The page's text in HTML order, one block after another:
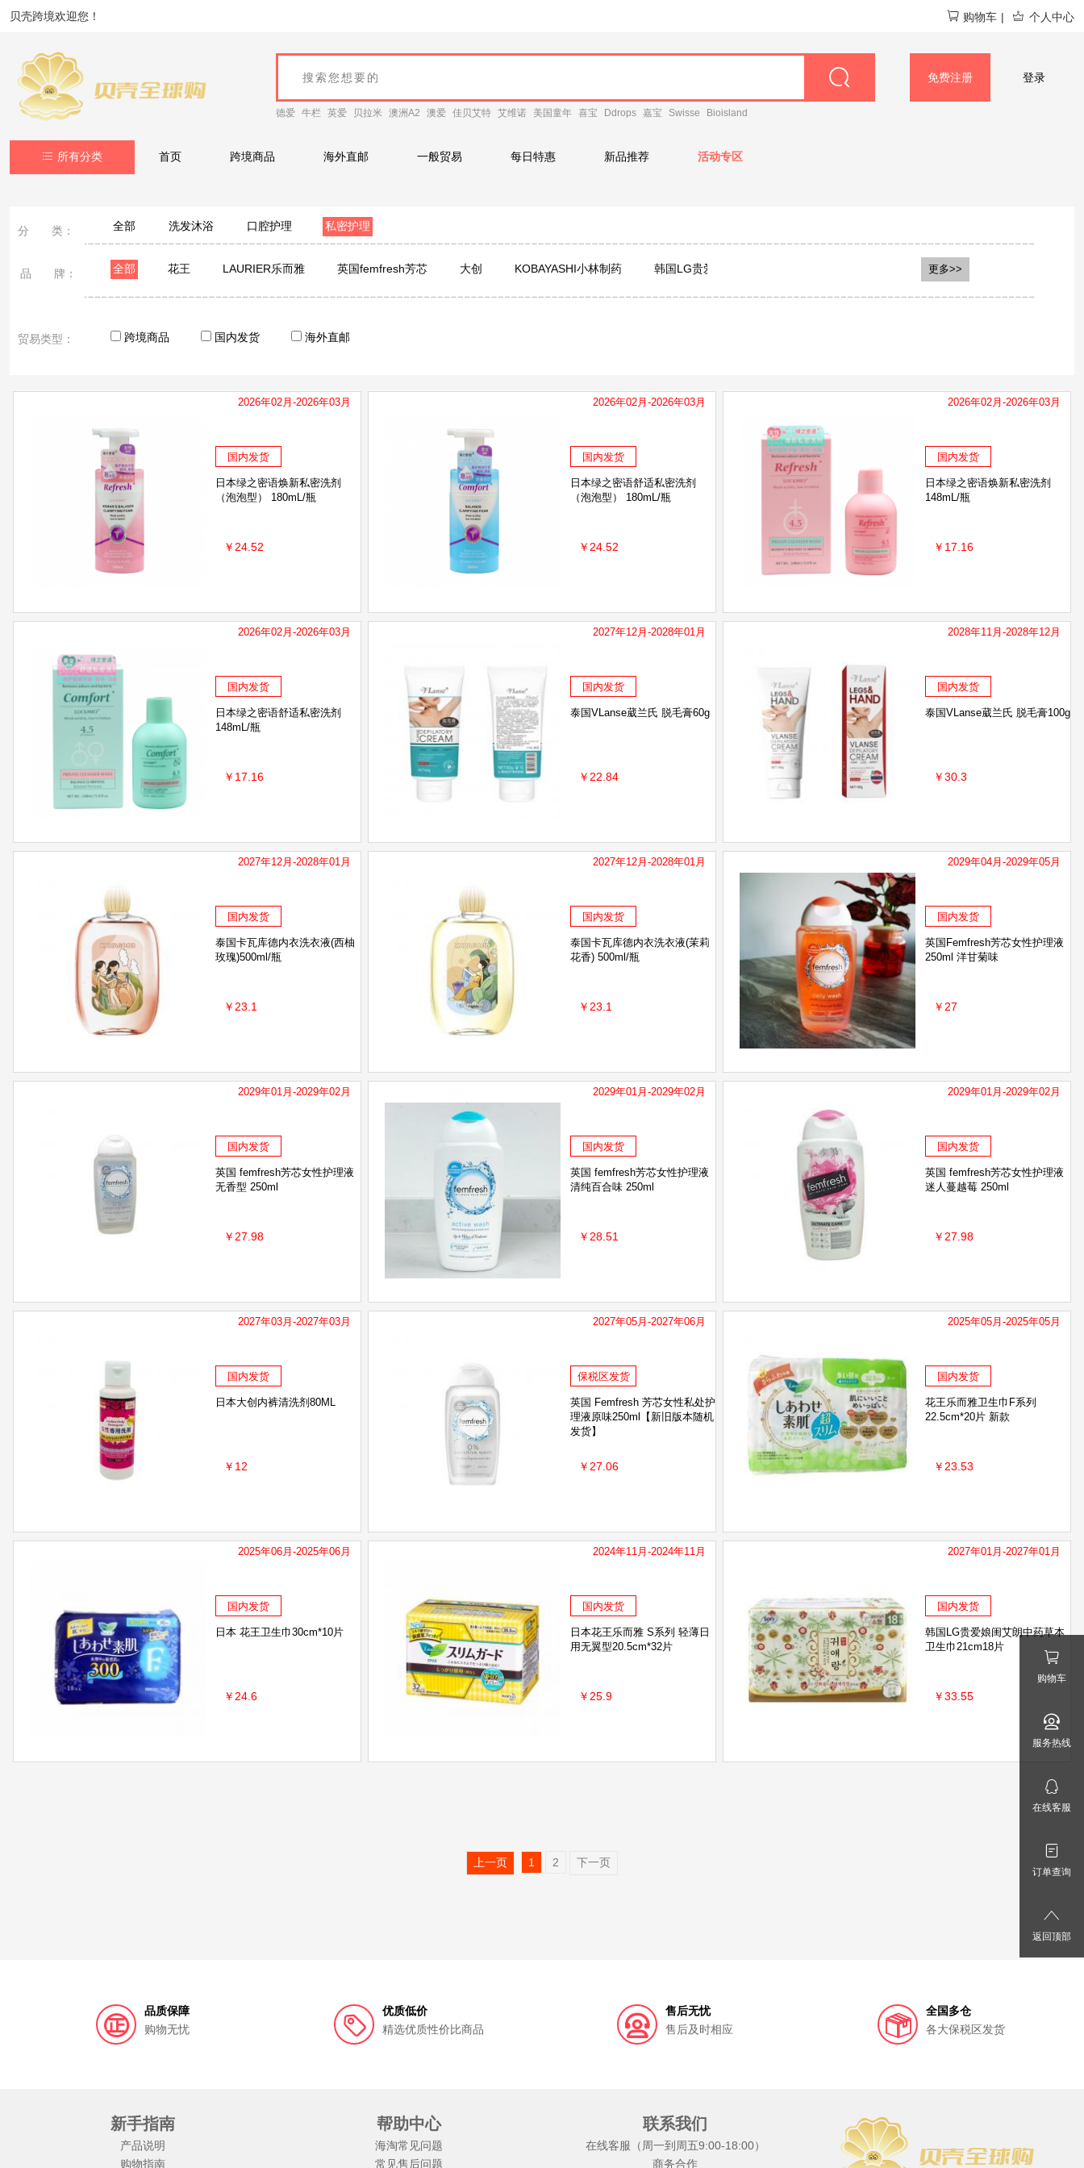
贝壳跨境欢迎您！ 购物车 | 个人中心
德爱 牛栏 英爱 贝拉米 澳洲A2 澳爱 佳贝艾特 艾维诺 美国童年 喜宝 Ddrops 嘉宝 Swisse Bioisland
免费注册 登录
所有分类 首页 跨境商品 海外直邮 一般贸易 每日特惠 新品推荐 活动专区
分 类： 全部 洗发沐浴 口腔护理 私密护理
品 牌： 全部 花王 LAURIER乐而雅 英国femfresh芳芯 大创 KOBAYASHI小林制药 韩国LG贵爱娘
KAVAGOOD卡瓦库德 LOCKMIO绿之密语
更多>>
贸易类型： 跨境商品 国内发货 海外直邮
2026年02月-2026年03月
国内发货
日本绿之密语焕新私密洗剂
（泡泡型） 180mL/瓶
￥24.52
2026年02月-2026年03月
国内发货
日本绿之密语舒适私密洗剂
（泡泡型） 180mL/瓶
￥24.52
2026年02月-2026年03月
国内发货
日本绿之密语焕新私密洗剂
148mL/瓶
￥17.16
2026年02月-2026年03月
国内发货
日本绿之密语舒适私密洗剂
148mL/瓶
￥17.16
2027年12月-2028年01月
国内发货
泰国VLanse葳兰氏 脱毛膏60g
￥22.84
2028年11月-2028年12月
国内发货
泰国VLanse葳兰氏 脱毛膏100g
￥30.3
2027年12月-2028年01月
国内发货
泰国卡瓦库德内衣洗衣液(西柚
玫瑰)500ml/瓶
￥23.1
2027年12月-2028年01月
国内发货
泰国卡瓦库德内衣洗衣液(茉莉
花香) 500ml/瓶
￥23.1
2029年04月-2029年05月
国内发货
英国Femfresh芳芯女性护理液
250ml 洋甘菊味
￥27
2029年01月-2029年02月
国内发货
英国 femfresh芳芯女性护理液
无香型 250ml
￥27.98
2029年01月-2029年02月
国内发货
英国 femfresh芳芯女性护理液
清纯百合味 250ml
￥28.51
2029年01月-2029年02月
国内发货
英国 femfresh芳芯女性护理液
迷人蔓越莓 250ml
￥27.98
2027年03月-2027年03月
国内发货
日本大创内裤清洗剂80ML
￥12
2027年05月-2027年06月
保税区发货
英国 Femfresh 芳芯女性私处护
理液原味250ml【新旧版本随机
发货】
￥27.06
2025年05月-2025年05月
国内发货
花王乐而雅卫生巾F系列
22.5cm*20片 新款
￥23.53
2025年06月-2025年06月
国内发货
日本 花王卫生巾30cm*10片
￥24.6
2024年11月-2024年11月
国内发货
日本花王乐而雅 S系列 轻薄日
用无翼型20.5cm*32片
￥25.9
2027年01月-2027年01月
国内发货
韩国LG贵爱娘闺艾朗中药草本
卫生巾21cm18片
￥33.55
上一页 1 2 下一页
品质保障
购物无忧
优质低价
精选优质性价比商品
售后无忧
售后及时相应
全国多仓
各大保税区发货
新手指南
产品说明
购物指南
帮助中心
海淘常见问题
常见售后问题
联系我们
在线客服（周一到周五9:00-18:00）
商务合作
购物车
服务热线
在线客服
订单查询
返回顶部